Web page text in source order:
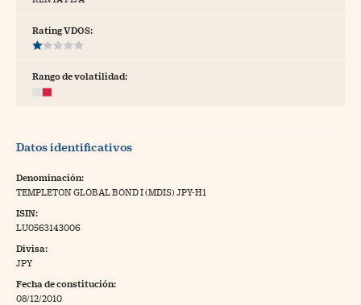
Rating VDOS:
Rango de volatilidad:
Datos identificativos
Denominación:
TEMPLETON GLOBAL BOND I (MDIS) JPY-H1
ISIN:
LU0563143006
Divisa:
JPY
Fecha de constitución:
08/12/2010